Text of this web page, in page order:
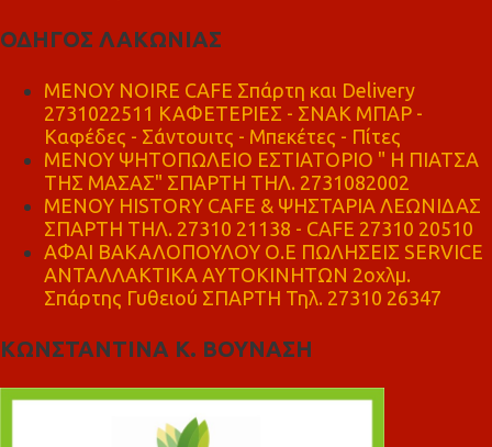
ΟΔΗΓΟΣ ΛΑΚΩΝΙΑΣ
MENOY NOIRE CAFE Σπάρτη και Delivery
2731022511 ΚΑΦΕΤΕΡΙΕΣ - ΣΝΑΚ ΜΠΑΡ -
Καφέδες - Σάντουιτς - Μπεκέτες - Πίτες
ΜΕΝΟΥ ΨΗΤΟΠΩΛΕΙΟ ΕΣΤΙΑΤΟΡΙΟ " Η ΠΙΑΤΣΑ
ΤΗΣ ΜΑΣΑΣ" ΣΠΑΡΤΗ ΤΗΛ. 2731082002
ΜΕΝΟΥ HISTORY CAFE & ΨΗΣΤΑΡΙΑ ΛΕΩΝΙΔΑΣ
ΣΠΑΡΤΗ ΤΗΛ. 27310 21138 - CAFE 27310 20510
ΑΦΑΙ ΒΑΚΑΛΟΠΟΥΛΟΥ Ο.Ε ΠΩΛΗΣΕΙΣ SERVICE
ΑΝΤΑΛΛΑΚΤΙΚΑ ΑΥΤΟΚΙΝΗΤΩΝ 2οχλμ.
Σπάρτης Γυθειού ΣΠΑΡΤΗ Τηλ. 27310 26347
ΚΩΝΣΤΑΝΤΙΝΑ Κ. ΒΟΥΝΑΣΗ